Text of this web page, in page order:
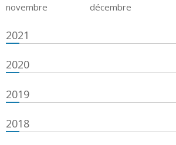
novembre
décembre
2021
2020
2019
2018